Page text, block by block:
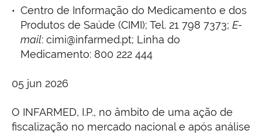
Centro de Informação do Medicamento e dos
Produtos de Saúde (CIMI); Tel. 21 798 7373; E-
mail: cimi@infarmed.pt; Linha do
Medicamento: 800 222 444
05 jun 2026
O INFARMED, I.P., no âmbito de uma ação de
fiscalização no mercado nacional e após análise